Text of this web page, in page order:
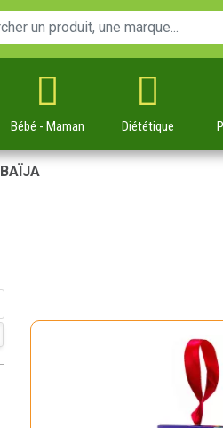
Bébé - Maman Diététique
BAÏJA